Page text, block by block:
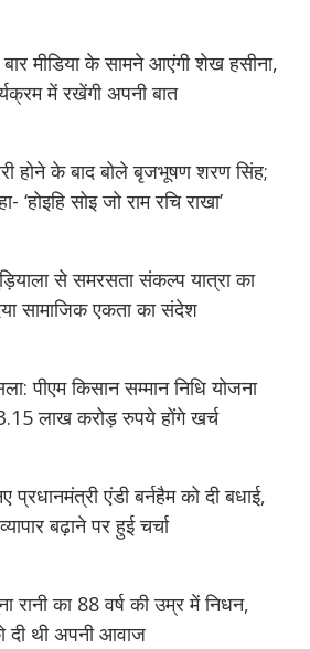
मीडिया के सामने आएंगी शेख हसीना,
में रखेंगी अपनी बात
होने के बाद बोले बृजभूषण शरण सिंह;
‘होइहि सोइ जो राम रचि राखा’
से समरसता संकल्प यात्रा का
सामाजिक एकता का संदेश
पीएम किसान सम्मान निधि योजना
लाख करोड़ रुपये होंगे खर्च
प्रधानमंत्री एंडी बर्नहैम को दी बधाई,
बढ़ाने पर हुई चर्चा
रानी का 88 वर्ष की उम्र में निधन,
दी थी अपनी आवाज